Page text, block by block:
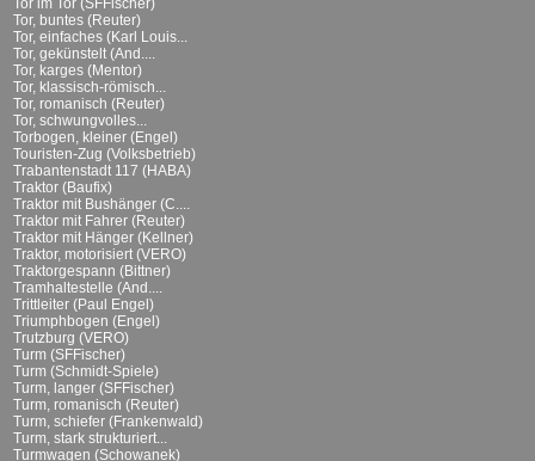
Tor im Tor (SFFischer)
Tor, buntes (Reuter)
Tor, einfaches (Karl Louis...
Tor, gekünstelt (And....
Tor, karges (Mentor)
Tor, klassisch-römisch...
Tor, romanisch (Reuter)
Tor, schwungvolles...
Torbogen, kleiner (Engel)
Touristen-Zug (Volksbetrieb)
Trabantenstadt 117 (HABA)
Traktor (Baufix)
Traktor mit Bushänger (C....
Traktor mit Fahrer (Reuter)
Traktor mit Hänger (Kellner)
Traktor, motorisiert (VERO)
Traktorgespann (Bittner)
Tramhaltestelle (And....
Trittleiter (Paul Engel)
Triumphbogen (Engel)
Trutzburg (VERO)
Turm (SFFischer)
Turm (Schmidt-Spiele)
Turm, langer (SFFischer)
Turm, romanisch (Reuter)
Turm, schiefer (Frankenwald)
Turm, stark strukturiert...
Turmwagen (Schowanek)